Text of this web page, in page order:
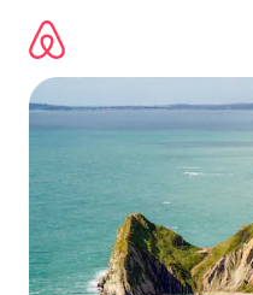
sadržaj